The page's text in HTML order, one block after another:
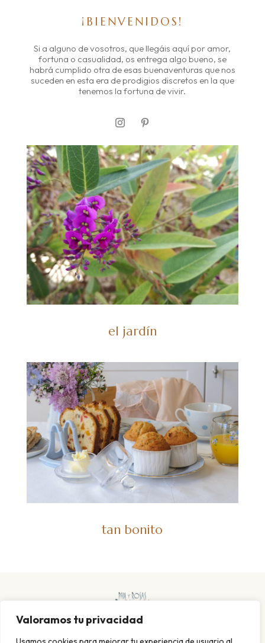
Valoramos tu privacidad
¡BIENVENIDOS!
Si a alguno de vosotros, que llegáis aquí por amor,
fortuna o casualidad, os entrega algo bueno, se
habrá cumplido otra de esas buenaventuras que nos
suceden en esta era de prodigios discretos en la que
tenemos la fortuna de vivir.
el jardín
tan bonito